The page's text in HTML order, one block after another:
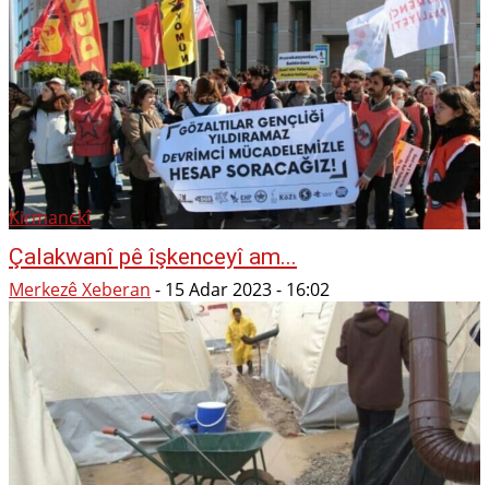
Kirmanckî
Çalakwanî pê îşkenceyî am...
Merkezê Xeberan - 15 Adar 2023 - 16:02